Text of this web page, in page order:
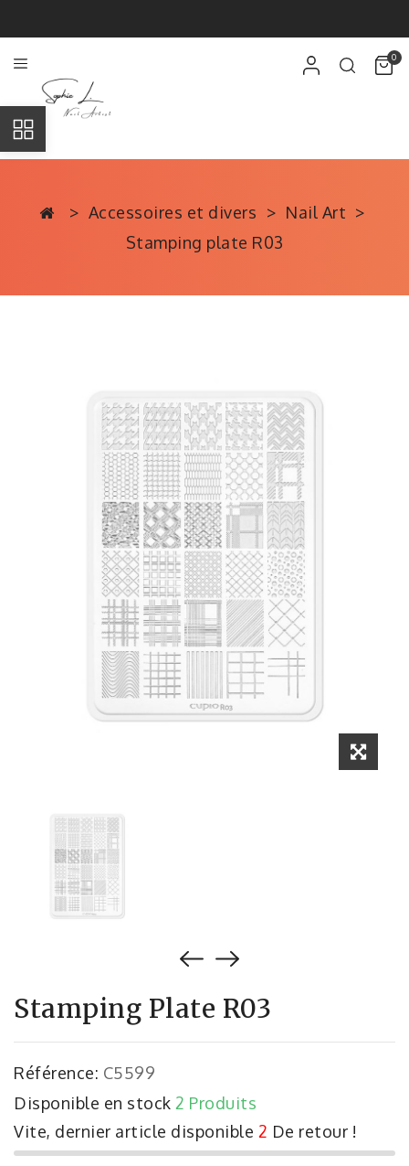
0
Accessoires et divers
Nail Art
Stamping plate R03
Stamping Plate R03
Référence: C5599
Disponible en stock 2 Produits
Vite, dernier article disponible 2 De retour !